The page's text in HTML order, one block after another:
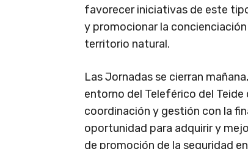
favorecer iniciativas de este
y promocionar la
territorio natural.
Las Jornadas se cierran
entorno del Teleférico del
coordinación y gestión con la
oportunidad para adquirir y
de promoción de la seguridad